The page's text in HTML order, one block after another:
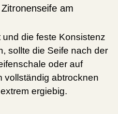
am
die feste Konsistenz
sollte die Seife nach der
oder auf
vollständig abtrocknen
ergiebig.